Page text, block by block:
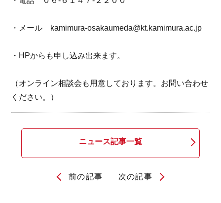
・メール kamimura-osakaumeda@kt.kamimura.ac.jp
・HPからも申し込み出来ます。
（オンライン相談会も用意しております。お問い合わせ
ください。）
ニュース記事一覧
前の記事 次の記事